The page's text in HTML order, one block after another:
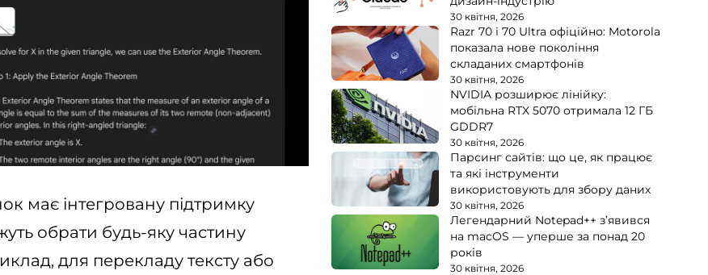
має інтегровану підтримку
обрати будь-яку частину
для перекладу тексту або
30 квітня, 2026
Razr 70 і 70 Ultra офіційно: Motorola
показала нове покоління
складаних смартфонів
30 квітня, 2026
NVIDIA розширює лінійку:
мобільна RTX 5070 отримала 12 ГБ
GDDR7
30 квітня, 2026
Парсинг сайтів: що це, як працює
та які інструменти
використовують для збору даних
30 квітня, 2026
Легендарний Notepad++ з’явився
на macOS — уперше за понад 20
років
30 квітня, 2026